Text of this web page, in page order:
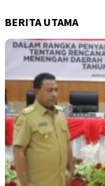
BERITA UTAMA